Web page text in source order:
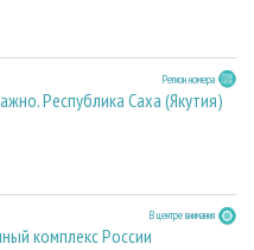
Регион номера
Республика Саха (Якутия)
В центре внимания
комплекс России